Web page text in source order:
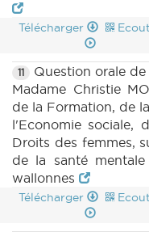
Télécharger
11
Question orale
Madame Christie
de la Formation, de
l'Economie sociale,
Droits des femmes,
de la santé
wallonnes
Télécharger